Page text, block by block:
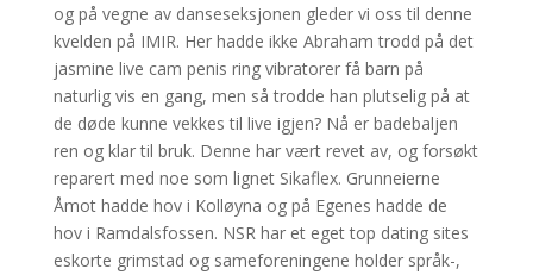
og på vegne av danseseksjonen gleder vi oss til denne
kvelden på IMIR. Her hadde ikke Abraham trodd på det
jasmine live cam penis ring vibratorer få barn på
naturlig vis en gang, men så trodde han plutselig på at
de døde kunne vekkes til live igjen? Nå er badebaljen
ren og klar til bruk. Denne har vært revet av, og forsøkt
reparert med noe som lignet Sikaflex. Grunneierne
Åmot hadde hov i Kolløyna og på Egenes hadde de
hov i Ramdalsfossen. NSR har et eget top dating sites
eskorte grimstad og sameforeningene holder språk-,